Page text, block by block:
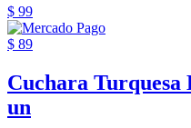
$ 99
$ 89
Cuchara Turquesa
un